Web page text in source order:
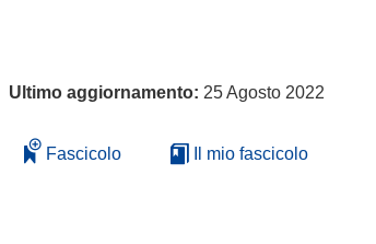
Ultimo aggiornamento: 25 Agosto 2022
Fascicolo Il mio fascicolo